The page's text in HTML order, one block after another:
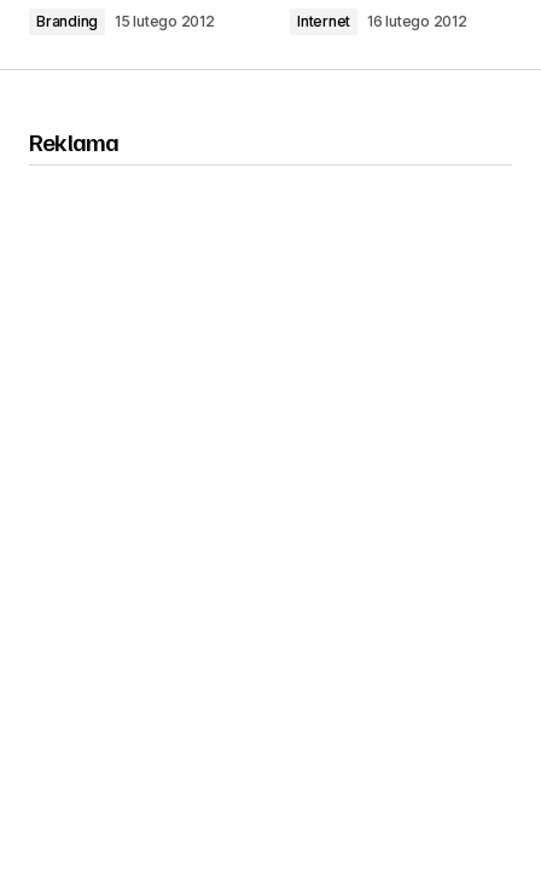
Branding 15 lutego 2012 Internet 16 lutego 2012
Reklama